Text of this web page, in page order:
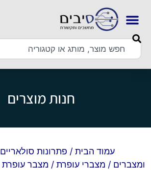
חנות מוצרים
עמוד הבית / פתרונות סולאריים
ומצברים / מצברי עופרת